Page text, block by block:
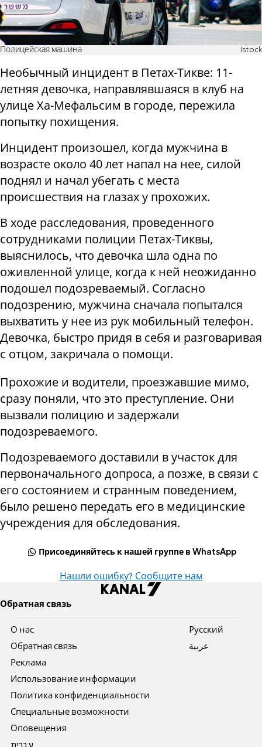
Полицейская машина Istock
Необычный инцидент в Петах-Тикве: 11-
летняя девочка, направлявшаяся в клуб на
улице Ха-Мефальсим в городе, пережила
попытку похищения.
Инцидент произошел, когда мужчина в
возрасте около 40 лет напал на нее, силой
поднял и начал убегать с места
происшествия на глазах у прохожих.
В ходе расследования, проведенного
сотрудниками полиции Петах-Тиквы,
выяснилось, что девочка шла одна по
оживленной улице, когда к ней неожиданно
подошел подозреваемый. Согласно
подозрению, мужчина сначала попытался
выхватить у нее из рук мобильный телефон.
Девочка, быстро придя в себя и разговаривая
с отцом, закричала о помощи.
Прохожие и водители, проезжавшие мимо,
сразу поняли, что это преступление. Они
вызвали полицию и задержали
подозреваемого.
Подозреваемого доставили в участок для
первоначального допроса, а позже, в связи с
его состоянием и странным поведением,
было решено передать его в медицинские
учреждения для обследования.
Присоединяйтесь к нашей группе в WhatsApp
Нашли ошибку? Сообщите нам
Обратная связь
О нас
Обратная связь
Реклама
Использование информации
Политика конфиденциальности
Специальные возможности
Оповещения
Pусский
عربية